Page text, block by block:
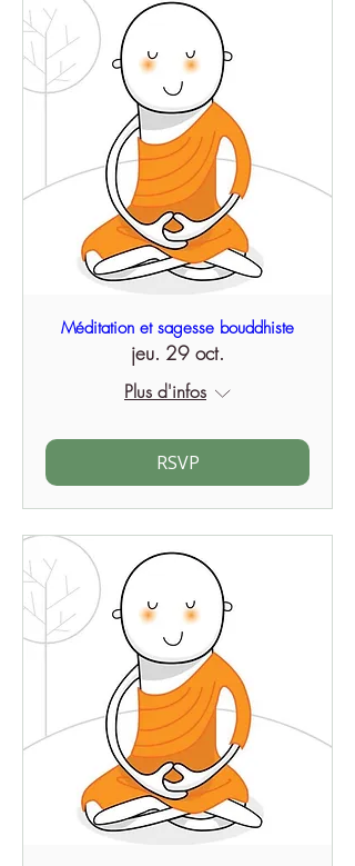
Méditation et sagesse bouddhiste
jeu. 29 oct.
Plus d'infos
RSVP